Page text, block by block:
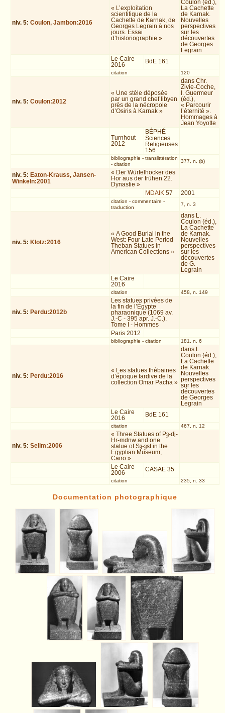
niv. 5:Coulon, Jambon:2016
« L’exploitation
scientifique de la
Cachette de Karnak, de
Georges Legrain à nos
jours. Essai
d’historiographie »
Coulon (éd.),
La Cachette
de Karnak.
Nouvelles
perspectives
sur les
découvertes
de Georges
Legrain
Le Caire
2016
BdE 161
citation 120
niv. 5:Coulon:2012
« Une stèle déposée
par un grand chef libyen
près de la nécropole
d’Osiris à Karnak »
dans Chr.
Zivie-Coche,
I. Guermeur
(éd.),
« Parcourir
l’éternité ».
Hommages à
Jean Yoyotte
Turnhout
2012
BÉPHÉ
Sciences
Religieuses
156
bibliographie - translittération
- citation
377, n. (b)
niv. 5: Eaton-Krauss, Jansen-
Winkeln:2001
« Der Würfelhocker des
Hor aus der frühen 22.
Dynastie »
MDAIK 57 2001
citation - commentaire -
traduction
7, n. 3
niv. 5: Klotz:2016
« A Good Burial in the
West: Four Late Period
Theban Statues in
American Collections »
dans L.
Coulon (éd.),
La Cachette
de Karnak.
Nouvelles
perspectives
sur les
découvertes
de G.
Legrain
Le Caire
2016
citation 458, n. 149
niv. 5: Perdu:2012b
Les statues privées de
la fin de l’Égypte
pharaonique (1069 av.
J.-C - 395 apr. J.-C.).
Tome I - Hommes
Paris 2012
bibliographie - citation 181, n. 6
niv. 5: Perdu:2016
« Les statues thébaines
d’époque tardive de la
collection Omar Pacha »
dans L.
Coulon (éd.),
La Cachette
de Karnak.
Nouvelles
perspectives
sur les
découvertes
de Georges
Legrain
Le Caire
2016
BdE 161
citation 467, n. 12
niv. 5:Selim:2006
« Three Statues of Pȝ-dj-
Ḥr-mdnw and one
statue of Sȝ-ȝst in the
Egyptian Museum,
Cairo »
Le Caire
2006
CASAE 35
citation 235, n. 33
Documentation photographique